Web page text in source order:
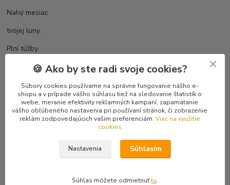
Nahý mesiac
tvojej luny.
Plní túžby
samí boj,
ach môj Bože,
rany zhoj.
Kritik
🍪 Ako by ste radi svoje cookies?
Súbory cookies používame na správne fungovanie nášho e-
shopu a v prípade vášho súhlasu tiež na sledovanie štatistík o
webe, meranie efektivity reklamných kampaní, zapamätanie
vášho obľúbeného nastavenia pri používaní stránok, či zobrazenie
reklám zodpovedajúcich vašim preferenciám. Viac na využitie
cookies
Nastavenia Súhlasím
Súhlas môžete odmietnuťtu.